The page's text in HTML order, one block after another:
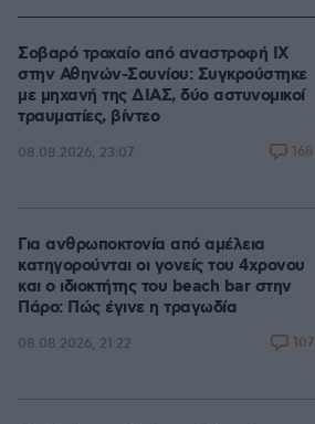
Σοβαρό τροχαίο από αναστροφή ΙΧ
στην Αθηνών-Σουνίου: Συγκρούστηκε
με μηχανή της ΔΙΑΣ, δύο αστυνομικοί
τραυματίες, βίντεο
08.08.2026, 23:07 168
Για ανθρωποκτονία από αμέλεια
κατηγορούνται οι γονείς του 4χρονου
και ο ιδιοκτήτης του beach bar στην
Πάρο: Πώς έγινε η τραγωδία
08.08.2026, 21:22 107